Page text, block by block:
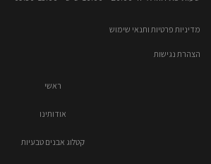
מדיניות פרטיות ותנאי שימוש
הצהרת נגישות
ראשי
אודותינו
קטלוג אבנים טבעיות